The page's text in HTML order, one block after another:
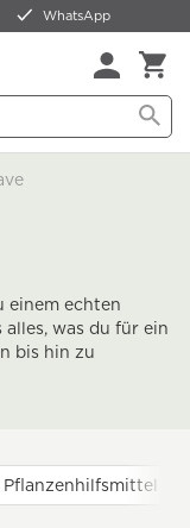
WhatsApp
einem echten
was du für ein
bis hin zu
Pflanzenhilfsmittel